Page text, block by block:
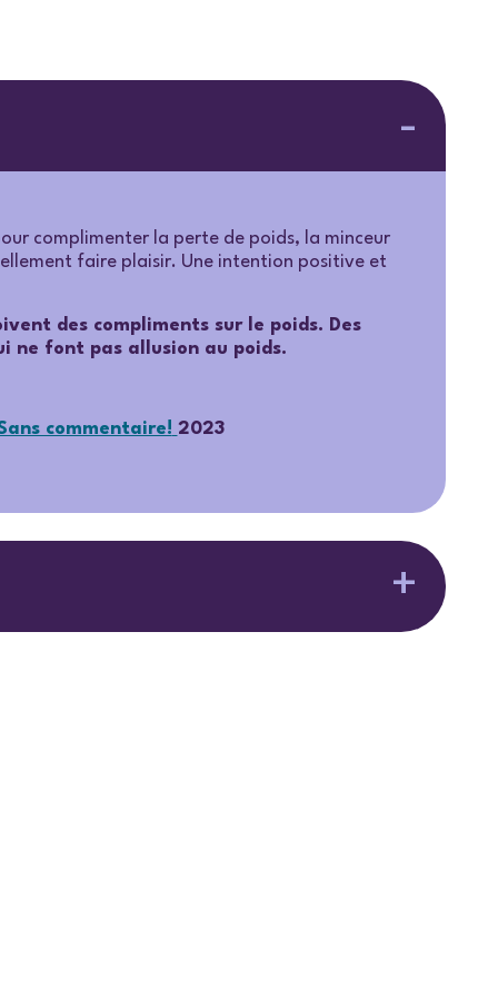
complimenter la perte de poids, la minceur
faire plaisir. Une intention positive et
des compliments sur le poids. Des
ne font pas allusion au poids.
commentaire! 2023